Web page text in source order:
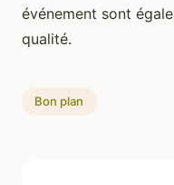
événement sont
qualité.
Bon plan